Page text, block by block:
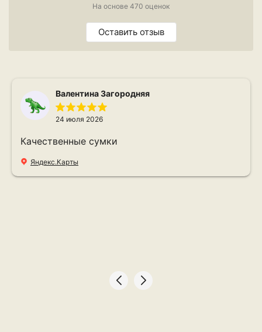
На основе 470 оценок
Оставить отзыв
Валентина Загородняя
24 июля 2026
Качественные сумки
Яндекс.Карты